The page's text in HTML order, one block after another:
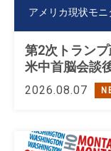
2026.08.07
第2次トラン
米中首脳会談
アメリカ現状モニ